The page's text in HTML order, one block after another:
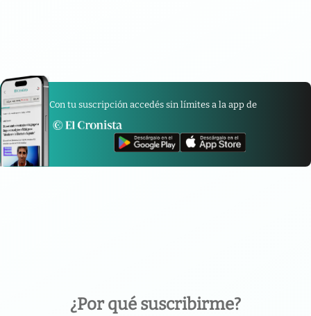
Con tu suscripción accedés sin límites a la app de
¿Por qué suscribirme?